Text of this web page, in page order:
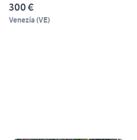
300 €
Venezia (VE)